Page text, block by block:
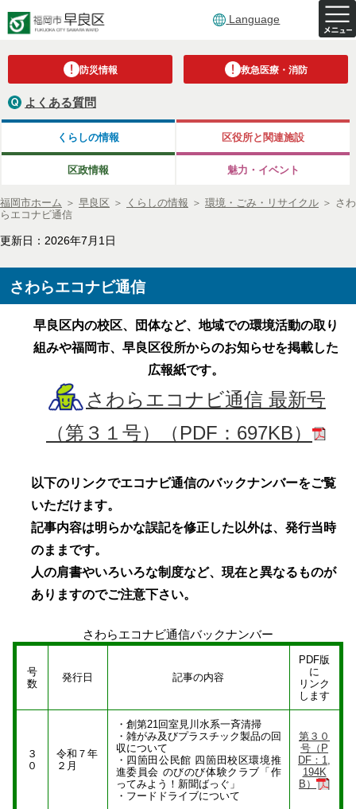
Language
防災情報 救急医療・消防
よくある質問
くらしの情報 区役所と関連施設
区政情報 魅力・イベント
福岡市ホーム ＞ 早良区 ＞ くらしの情報 ＞ 環境・ごみ・リサイクル ＞ さわ
らエコナビ通信
更新日：2026年7月1日
さわらエコナビ通信
早良区内の校区、団体など、地域での環境活動の取り
組みや福岡市、早良区役所からのお知らせを掲載した
広報紙です。
さわらエコナビ通信 最新号
（第３１号）
（PDF：697KB）
以下のリンクでエコナビ通信のバックナンバーをご覧
いただけます。
記事内容は明らかな誤記を修正した以外は、発行当時
のままです。
人の肩書やいろいろな制度など、現在と異なるものが
ありますのでご注意下さい。
さわらエコナビ通信バックナンバー
号
数
発行日 記事の内容
PDF版
に
リンク
します
３
０
令和７年
２月
・創第21回室見川水系一斉清掃
・雑がみ及びプラスチック製品の回
収について
・四箇田公民館 四箇田校区環境推
進委員会 のびのび体験クラブ「作
ってみよう！新聞ばっぐ」
・フードドライブについて
第３０
号（P
DF：1,
194K
B）